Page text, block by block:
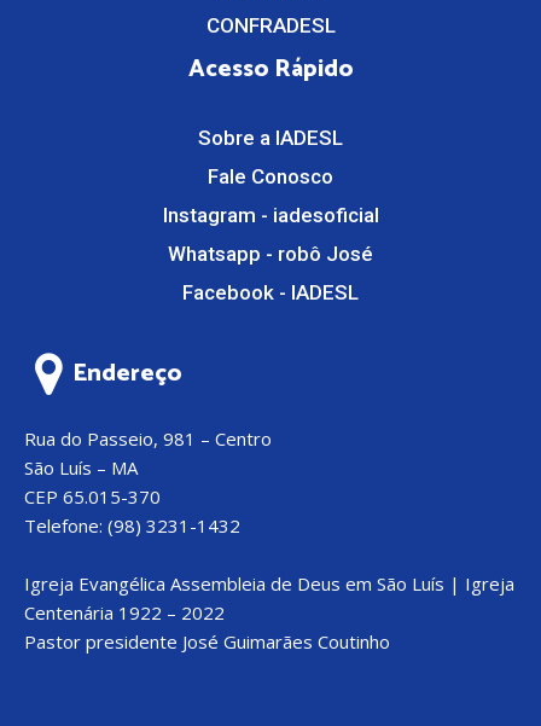
CONFRADESL
Acesso Rápido
Sobre a IADESL
Fale Conosco
Instagram - iadesoficial
Whatsapp - robô José
Facebook - IADESL
Endereço
Rua do Passeio, 981 – Centro
São Luís – MA
CEP 65.015-370
Telefone: (98) 3231-1432
Igreja Evangélica Assembleia de Deus em São Luís | Igreja
Centenária 1922 – 2022
Pastor presidente José Guimarães Coutinho